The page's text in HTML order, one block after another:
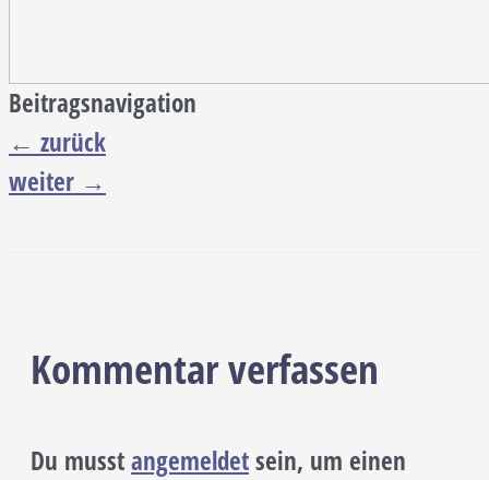
Beitragsnavigation
← zurück
weiter →
Kommentar verfassen
Du musstangemeldetsein, um einen